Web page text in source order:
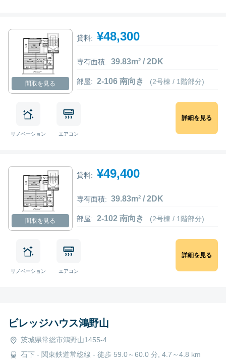
間取を見る
貸料: ¥48,300
専有面積: 39.83m² / 2DK
部屋: 2-106 南向き (2号棟 / 1階部分)
リノベーション エアコン
詳細を見る
間取を見る
貸料: ¥49,400
専有面積: 39.83m² / 2DK
部屋: 2-102 南向き (2号棟 / 1階部分)
リノベーション エアコン
詳細を見る
ビレッジハウス鴻野山
茨城県常総市鴻野山1455-4
石下 - 関東鉄道常総線 - 徒歩 59.0～60.0 分, 4.7～4.8 km